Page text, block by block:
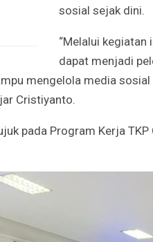
sosial sejak dini.
“Melalui kegiatan
dapat menjadi
mengelola media
Cristiyanto.
pada Program Kerja